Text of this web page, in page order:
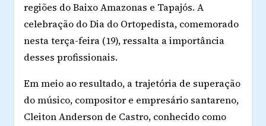
regiões do Baixo Amazonas e Tapajós. A
celebração do Dia do Ortopedista, comemorado
nesta terça-feira (19), ressalta a importância
desses profissionais.
Em meio ao resultado, a trajetória de superação
do músico, compositor e empresário santareno,
Cleiton Anderson de Castro, conhecido como